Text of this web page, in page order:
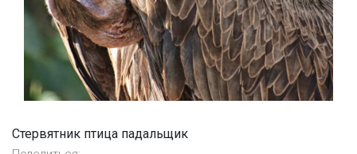
Стервятник птица падальщик